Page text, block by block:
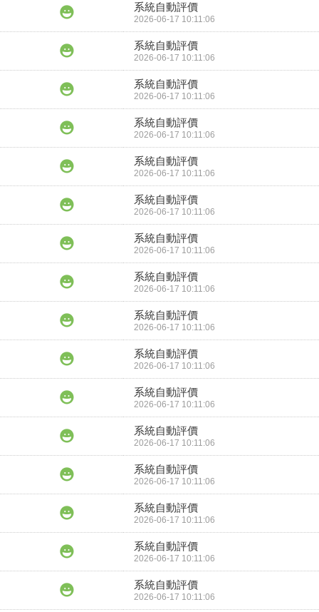
系統自動評價
2026-06-17 10:11:06
系統自動評價
2026-06-17 10:11:06
系統自動評價
2026-06-17 10:11:06
系統自動評價
2026-06-17 10:11:06
系統自動評價
2026-06-17 10:11:06
系統自動評價
2026-06-17 10:11:06
系統自動評價
2026-06-17 10:11:06
系統自動評價
2026-06-17 10:11:06
系統自動評價
2026-06-17 10:11:06
系統自動評價
2026-06-17 10:11:06
系統自動評價
2026-06-17 10:11:06
系統自動評價
2026-06-17 10:11:06
系統自動評價
2026-06-17 10:11:06
系統自動評價
2026-06-17 10:11:06
系統自動評價
2026-06-17 10:11:06
系統自動評價
2026-06-17 10:11:06